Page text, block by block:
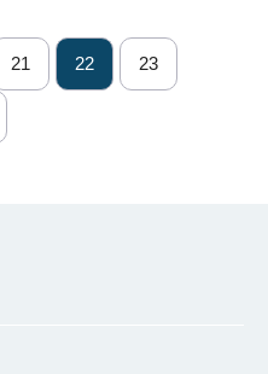
21 22 23